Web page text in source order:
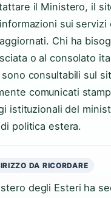
il Ministero, il
sui servizi
Chi ha
o al consolato
consultabili sul
comunicati
istituzionali del
politica estera.
DA RICORDARE
degli Esteri ha